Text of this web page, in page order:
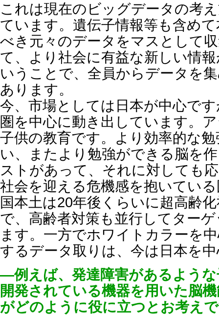
これは現在のビッグデータの考
ています。遺伝子情報等も含め
べき元々のデータをマスとして
て、より社会に有益な新しい情
いうことで、全員からデータを
あります。
今、市場としては日本が中心で
圏を中心に動き出しています。
子供の教育です。より効率的な
い、またより勉強ができる脳を
ストがあって、それに対しても
社会を迎える危機感を抱いてい
国本土は20年後くらいに超高齢
で、高齢者対策も並行してター
ます。一方でホワイトカラーを
するデータ取りは、今は日本を
―例えば、発達障害があるよう
開発されている機器を用いた脳
がどのように役に立つとお考え